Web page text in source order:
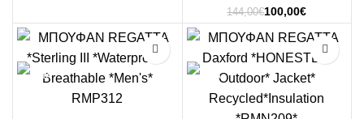
144,00€Original
price
was:
144,00€.
100,00€Η
τρέχουσα
τιμή
είναι:
100,00€.